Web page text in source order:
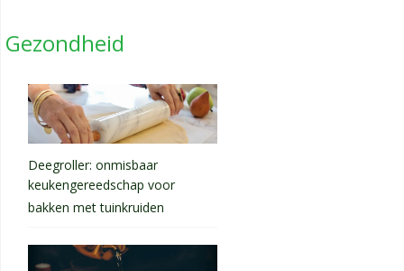
Gezondheid
Deegroller: onmisbaar
keukengereedschap voor
bakken met tuinkruiden